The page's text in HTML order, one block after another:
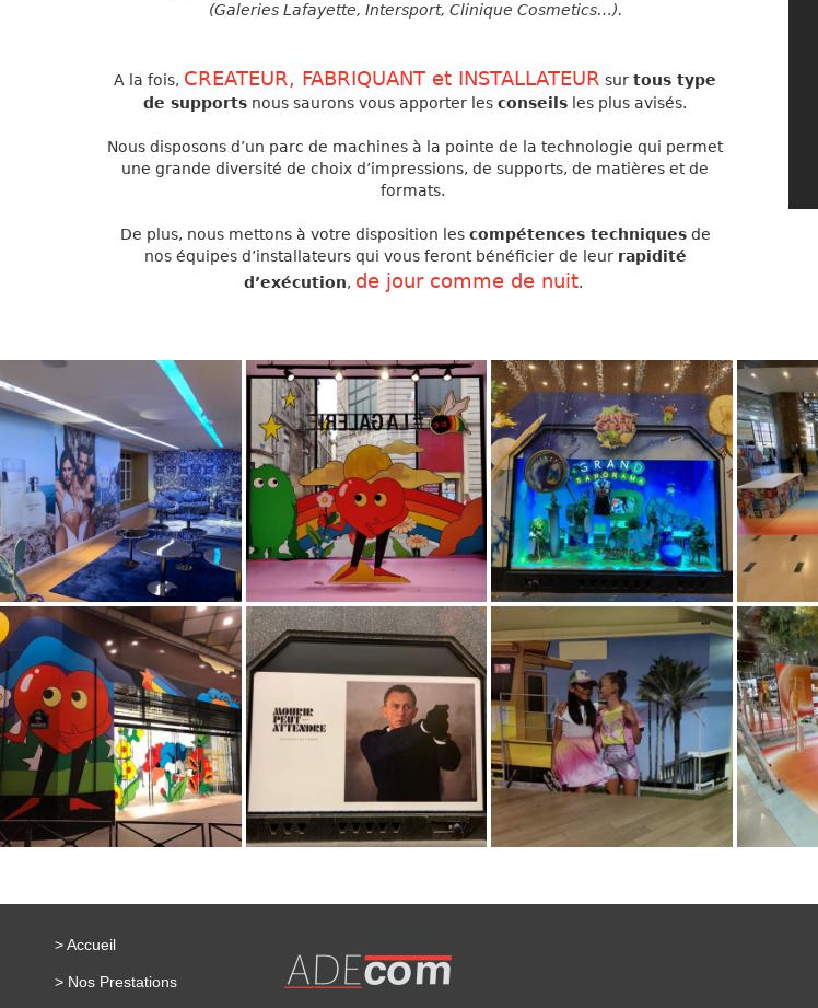
(Galeries Lafayette, Intersport, Clinique Cosmetics…).
A la fois, CREATEUR, FABRIQUANT et INSTALLATEUR sur tous type
de supports nous saurons vous apporter les conseils les plus avisés.
Nous disposons d’un parc de machines à la pointe de la technologie qui permet
une grande diversité de choix d’impressions, de supports, de matières et de
formats.
De plus, nous mettons à votre disposition les compétences techniquesde
nos équipes d’installateurs qui vous feront bénéficier de leur rapidité
d’exécution, de jour comme de nuit.
> Accueil
> Nos Prestations